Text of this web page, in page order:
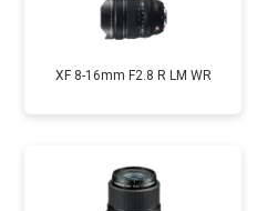
XF 8-16mm F2.8 R LM WR